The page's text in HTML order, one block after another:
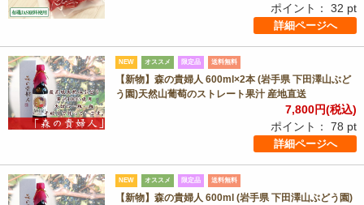
ポイント： 32 pt
詳細ページへ
NEW オススメ 限定品 送料無料
【新物】森の貴婦人 600ml×2本 (岩手県 下田澤山ぶど
う園)天然山葡萄のストレート果汁 産地直送
7,800円(税込)
ポイント： 78 pt
詳細ページへ
NEW オススメ 限定品 送料無料
【新物】森の貴婦人 600ml (岩手県 下田澤山ぶどう園)